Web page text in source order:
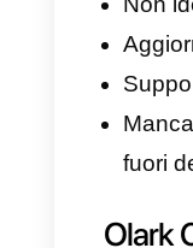
che